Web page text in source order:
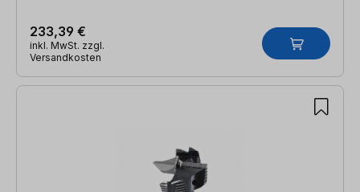
233,39 €
inkl. MwSt. zzgl.
Versandkosten